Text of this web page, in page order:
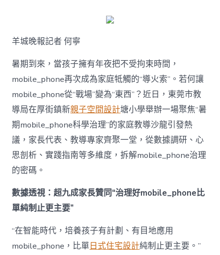
治
理
難
題？
讓
mobilJIUYI
俱
意
空
間
設
成
為
東
西”，
而
羊城晚報記者 何寧
暑期到來，當孩子擁有年夜把不受拘束時間，
mobile_phone再次成為家庭牴觸的“導火索”。若何讓
mobile_phone從“戰場”變為“東西”？近日，東莞市教
導局在厚街鎮新親子空間設計塘小學舉辦一場聚焦“暑
期mobile_phone科學治理”的家庭教導沙龍引發熱
議，家長代表、教導專家齊聚一堂，從數據調研、心
思剖析、實踐指南等多維度，拆解mobile_phone治理
的密碼。
數據透視：超九成家長贊同“治理好mobile_phone比
單純制止更主要”
“在智能時代，培養孩子有計劃、有目地應用
mobile_phone，比單日式住宅設計純制止更主要。”